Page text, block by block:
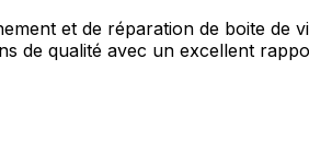
et de réparation de boite de
de qualité avec un excellent